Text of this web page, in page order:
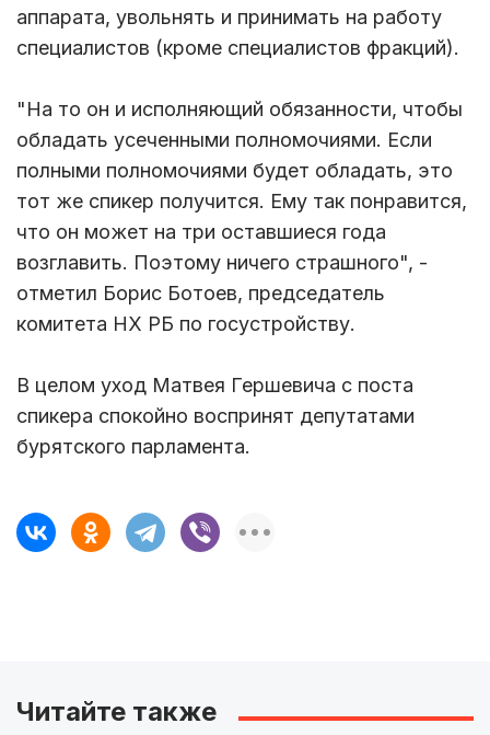
аппарата, увольнять и принимать на работу
специалистов (кроме специалистов фракций).
"На то он и исполняющий обязанности, чтобы
обладать усеченными полномочиями. Если
полными полномочиями будет обладать, это
тот же спикер получится. Ему так понравится,
что он может на три оставшиеся года
возглавить. Поэтому ничего страшного", -
отметил Борис Ботоев, председатель
комитета НХ РБ по госустройству.
В целом уход Матвея Гершевича с поста
спикера спокойно воспринят депутатами
бурятского парламента.
Читайте также